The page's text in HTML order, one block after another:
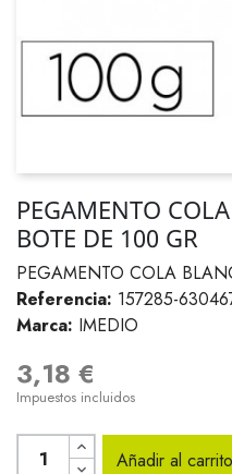
PEGAMENTO
BOTE DE 100 GR
PEGAMENTO COLA
Referencia: 157285-
Marca: IMEDIO
3,18 €
Impuestos incluidos
Añadir al carrito